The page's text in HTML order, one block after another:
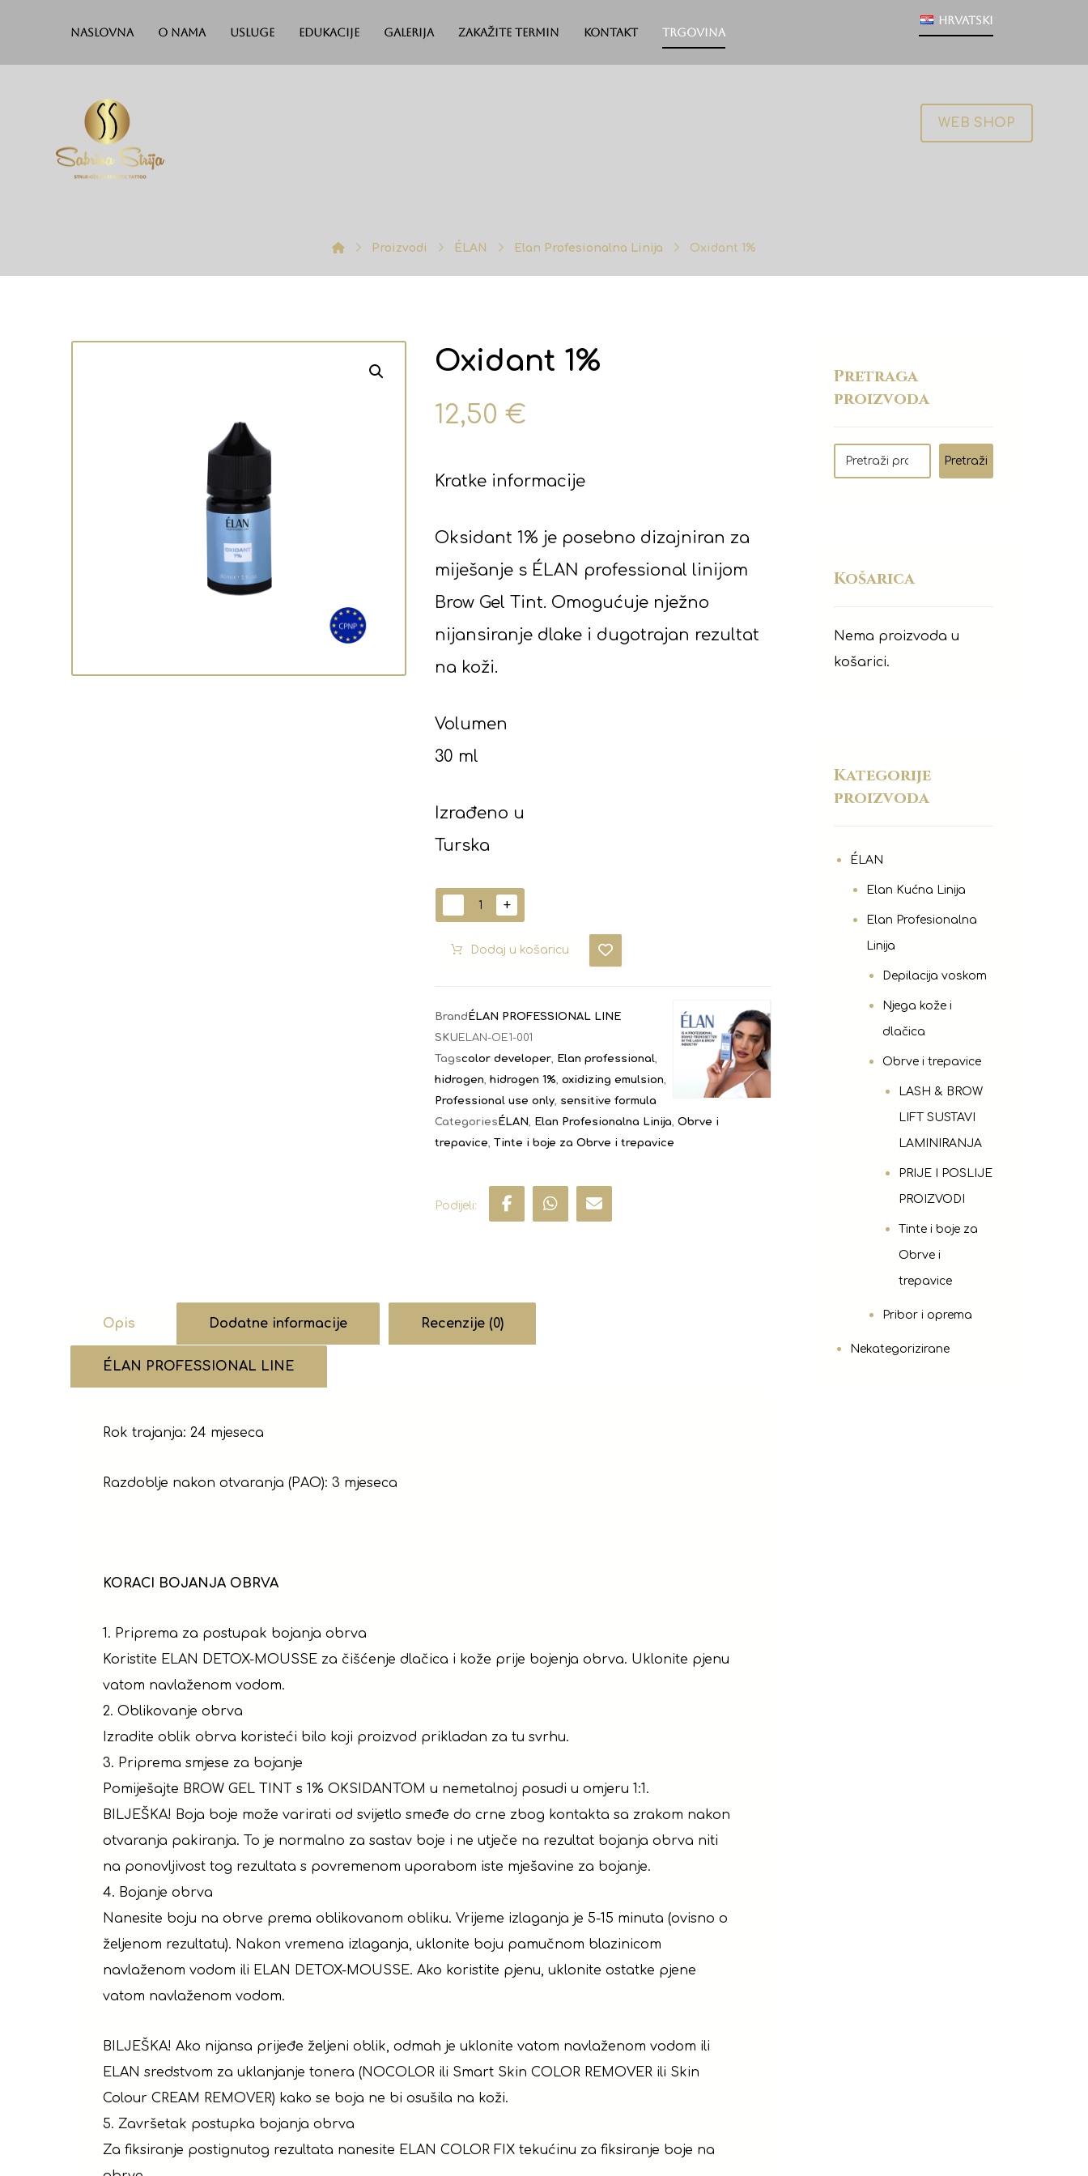
Naslovna O nama Usluge Edukacije Galerija Zakažite termin Kontakt Trgovina
Hrvatski
WEB SHOP
Proizvodi ÉLAN Elan Profesionalna Linija Oxidant 1%
Oxidant 1%
12,50€
Kratke informacije
Oksidant 1% je posebno dizajniran za
miješanje s ÉLAN professional linijom
Brow Gel Tint. Omogućuje nježno
nijansiranje dlake i dugotrajan rezultat
na koži.
Volumen
30 ml
Izrađeno u
Turska
+
Dodaj u košaricu
Brand ÉLAN PROFESSIONAL LINE
SKU ELAN-OE1-001
Tagscolor developer, Elan professional,
hidrogen,hidrogen 1%,oxidizing emulsion,
Professional use only, sensitive formula
Categories ÉLAN, Elan Profesionalna Linija,Obrve i
trepavice, Tinte i boje za Obrve i trepavice
Opis Dodatne informacije Recenzije (0)
ÉLAN PROFESSIONAL LINE
Rok trajanja: 24 mjeseca
Razdoblje nakon otvaranja (PAO): 3 mjeseca
KORACI BOJANJA OBRVA
1. Priprema za postupak bojanja obrva
Koristite ELAN DETOX-MOUSSE za čišćenje dlačica i kože prije bojenja obrva. Uklonite pjenu
vatom navlaženom vodom.
2. Oblikovanje obrva
Izradite oblik obrva koristeći bilo koji proizvod prikladan za tu svrhu.
3. Priprema smjese za bojanje
Pomiješajte BROW GEL TINT s 1% OKSIDANTOM u nemetalnoj posudi u omjeru 1:1.
BILJEŠKA! Boja boje može varirati od svijetlo smeđe do crne zbog kontakta sa zrakom nakon
otvaranja pakiranja. To je normalno za sastav boje i ne utječe na rezultat bojanja obrva niti
na ponovljivost tog rezultata s povremenom uporabom iste mješavine za bojanje.
4. Bojanje obrva
Nanesite boju na obrve prema oblikovanom obliku. Vrijeme izlaganja je 5-15 minuta (ovisno o
željenom rezultatu). Nakon vremena izlaganja, uklonite boju pamučnom blazinicom
navlaženom vodom ili ELAN DETOX-MOUSSE. Ako koristite pjenu, uklonite ostatke pjene
vatom navlaženom vodom.
BILJEŠKA! Ako nijansa prijeđe željeni oblik, odmah je uklonite vatom navlaženom vodom ili
ELAN sredstvom za uklanjanje tonera (NOCOLOR ili Smart Skin COLOR REMOVER ili Skin
Colour CREAM REMOVER) kako se boja ne bi osušila na koži.
5. Završetak postupka bojanja obrva
Za fiksiranje postignutog rezultata nanesite ELAN COLOR FIX tekućinu za fiksiranje boje na
Pretraga
proizvoda
Pretraži
Košarica
Nema proizvoda u
košarici.
Kategorije
proizvoda
ÉLAN
Elan Kućna Linija
Elan Profesionalna
Linija
Depilacija voskom
Njega kože i
dlačica
Obrve i trepavice
LASH & BROW
LIFT SUSTAVI
LAMINIRANJA
PRIJE I POSLIJE
PROIZVODI
Tinte i boje za
Obrve i
trepavice
Pribor i oprema
Nekategorizirane